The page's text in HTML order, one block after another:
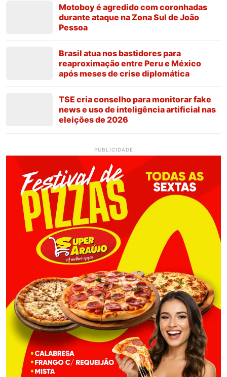
Motoboy é agredido com coronhadas
durante ataque na Zona Sul de João
Pessoa
Brasil atua nos bastidores para
reaproximação entre Peru e México
após meses de crise diplomática
TSE cria conselho para monitorar fake
news e uso de inteligência artificial nas
eleições de 2026
PUBLICIDADE